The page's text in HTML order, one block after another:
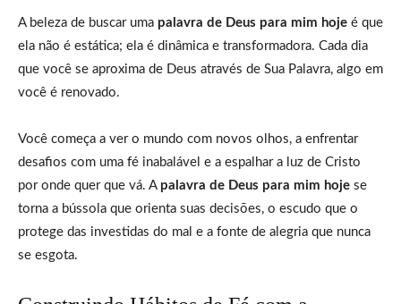
A beleza de buscar uma palavra de Deus para mim hoje é que
ela não é estática; ela é dinâmica e transformadora. Cada dia
que você se aproxima de Deus através de Sua Palavra, algo em
você é renovado.
Você começa a ver o mundo com novos olhos, a enfrentar
desafios com uma fé inabalável e a espalhar a luz de Cristo
por onde quer que vá. A palavra de Deus para mim hoje se
torna a bússola que orienta suas decisões, o escudo que o
protege das investidas do mal e a fonte de alegria que nunca
se esgota.